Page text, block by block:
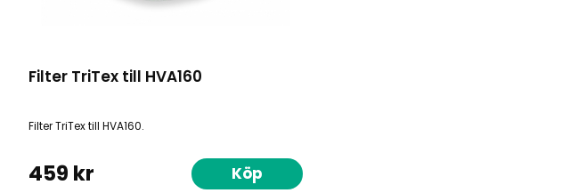
Filter TriTex till HVA160
Filter TriTex till HVA160.
459 kr Köp